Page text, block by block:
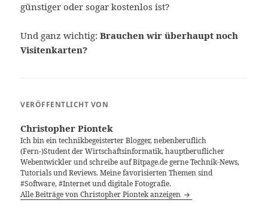
günstiger oder sogar kostenlos ist?
Und ganz wichtig:Brauchen wir überhaupt noch
Visitenkarten?
VERÖFFENTLICHT VON
Christopher Piontek
Ich bin ein technikbegeisterter Blogger, nebenberuflich
(Fern-)Student der Wirtschaftsinformatik, hauptberuflicher
Webentwickler und schreibe auf Bitpage.de gerne Technik-News,
Tutorials und Reviews. Meine favorisierten Themen sind
#Software, #Internet und digitale Fotografie.
Alle Beiträge von Christopher Piontek anzeigen